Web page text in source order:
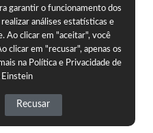
garantir o funcionamento dos
análises estatísticas e
Ao clicar em "aceitar", você
clicar em "recusar", apenas os
na Política e Privacidade de
Einstein
Recusar